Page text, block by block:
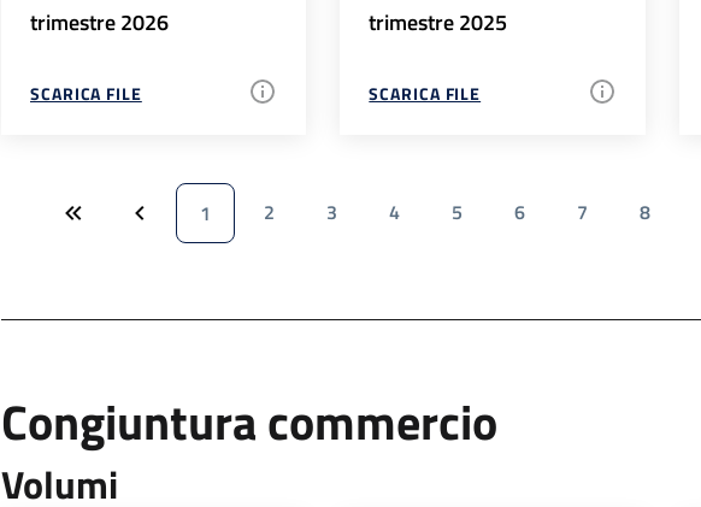
trimestre 2026
SCARICA FILE
trimestre 2025
SCARICA FILE
1 2 3 4 5 6 7 8
Congiuntura commercio
Volumi